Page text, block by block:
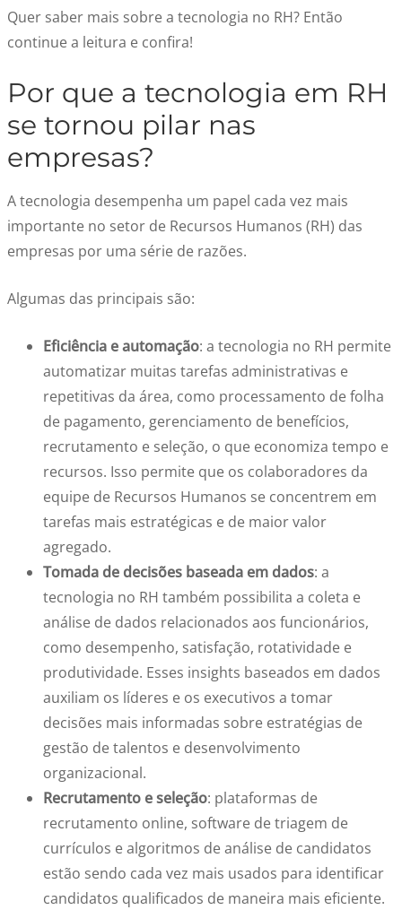
Quer saber mais sobre a tecnologia no RH? Então
continue a leitura e confira!
Por que a tecnologia em RH
se tornou pilar nas
empresas?
A tecnologia desempenha um papel cada vez mais
importante no setor de Recursos Humanos (RH) das
empresas por uma série de razões.
Algumas das principais são:
Eficiência e automação: a tecnologia no RH permite
automatizar muitas tarefas administrativas e
repetitivas da área, como processamento de folha
de pagamento, gerenciamento de benefícios,
recrutamento e seleção, o que economiza tempo e
recursos. Isso permite que os colaboradores da
equipe de Recursos Humanos se concentrem em
tarefas mais estratégicas e de maior valor
agregado.
Tomada de decisões baseada em dados: a
tecnologia no RH também possibilita a coleta e
análise de dados relacionados aos funcionários,
como desempenho, satisfação, rotatividade e
produtividade. Esses insights baseados em dados
auxiliam os líderes e os executivos a tomar
decisões mais informadas sobre estratégias de
gestão de talentos e desenvolvimento
organizacional.
Recrutamento e seleção: plataformas de
recrutamento online, software de triagem de
currículos e algoritmos de análise de candidatos
estão sendo cada vez mais usados para identificar
candidatos qualificados de maneira mais eficiente.